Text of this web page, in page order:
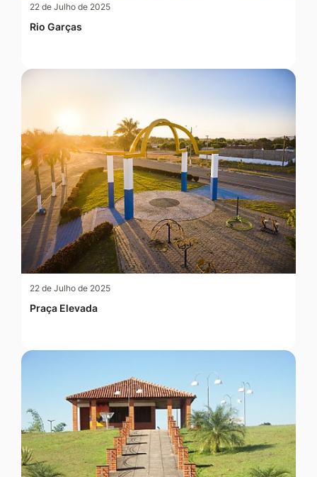
22 de Julho de 2025
Rio Garças
22 de Julho de 2025
Praça Elevada